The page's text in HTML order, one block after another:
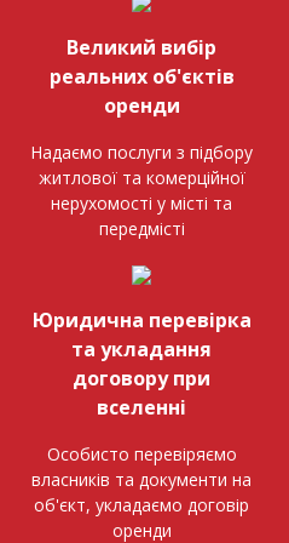
Великий вибір
реальних об'єктів
оренди
Надаємо послуги з підбору
житлової та комерційної
нерухомості у місті та
передмісті
Юридична перевірка
та укладання
договору при
вселенні
Особисто перевіряємо
власників та документи на
об'єкт, укладаємо договір
оренди